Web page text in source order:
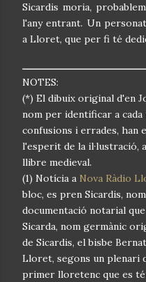
Sicardis moria,
l'any entrant. Un
a Lloret, que per fi té
NOTES:
(*) El dibuix original d'en
nom per identificar a
confusions i errades, han
l'esperit de la il·lustració,
llibre medieval.
(1) Notícia a Nova Ràdio
bloc, es pren Sicardis,
documentació notarial
Sicarda, nom germànic
de Sicardis, el bisbe
Lloret, segons un plenari
primer lloretenc que es